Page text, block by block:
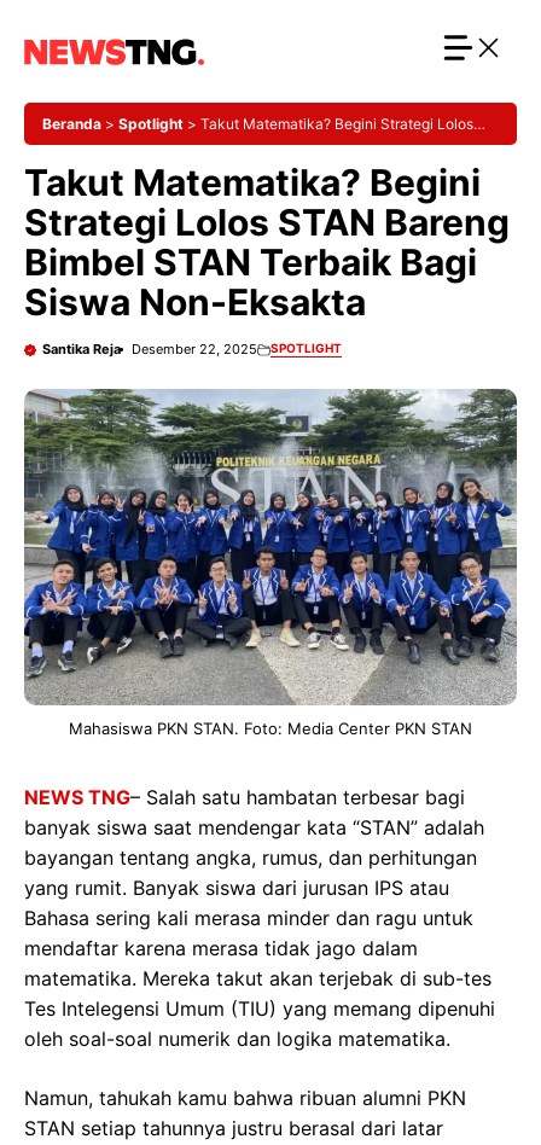
Beranda > Spotlight > Takut Matematika? Begini Strategi Lolos
Takut Matematika? Begini
Strategi Lolos STAN Bareng
Bimbel STAN Terbaik Bagi
Siswa Non-Eksakta
Santika Reja Desember 22, 2025 SPOTLIGHT
Mahasiswa PKN STAN. Foto: Media Center PKN STAN
NEWS TNG– Salah satu hambatan terbesar bagi
banyak siswa saat mendengar kata “STAN” adalah
bayangan tentang angka, rumus, dan perhitungan
yang rumit. Banyak siswa dari jurusan IPS atau
Bahasa sering kali merasa minder dan ragu untuk
mendaftar karena merasa tidak jago dalam
matematika. Mereka takut akan terjebak di sub-tes
Tes Intelegensi Umum (TIU) yang memang dipenuhi
oleh soal-soal numerik dan logika matematika.
Namun, tahukah kamu bahwa ribuan alumni PKN
STAN setiap tahunnya justru berasal dari latar